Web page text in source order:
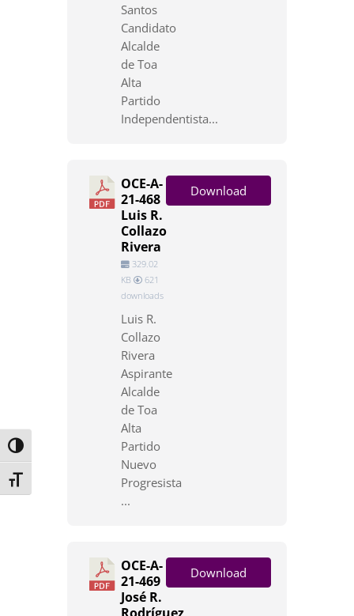
Toggle High Contrast
Toggle Font size
Santos
Candidato
Alcalde
de Toa
Alta
Partido
Independentista...
OCE-A-
21-468
Luis R.
Collazo
Rivera
329.02
KB
621
downloads
Luis R.
Collazo
Rivera
Aspirante
Alcalde
de Toa
Alta
Partido
Nuevo
Progresista
...
Download
OCE-A-
21-469
José R.
Download